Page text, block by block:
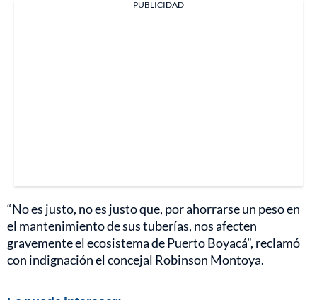
PUBLICIDAD
“No es justo, no es justo que, por ahorrarse un peso en
el mantenimiento de sus tuberías, nos afecten
gravemente el ecosistema de Puerto Boyacá”, reclamó
con indignación el concejal Robinson Montoya.